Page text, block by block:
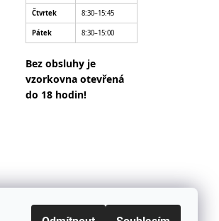
Čtvrtek 8:30–15:45
Pátek 8:30–15:00
Bez obsluhy je
vzorkovna otevřená
do 18 hodin!